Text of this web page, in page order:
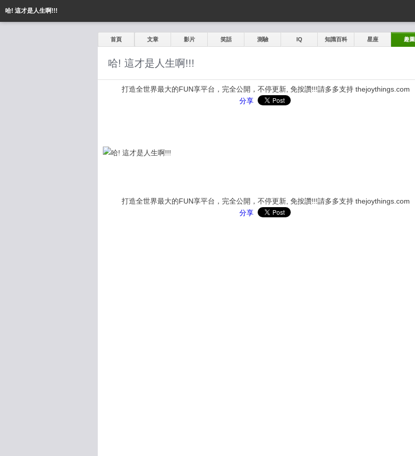
哈! 這才是人生啊!!!
首頁 文章 影片 笑話 測驗 IQ 知識百科 星座 趣圖
哈! 這才是人生啊!!!
打造全世界最大的FUN享平台，完全公開，不停更新, 免按讚!!!請多多支持 thejoythings.com
分享
打造全世界最大的FUN享平台，完全公開，不停更新, 免按讚!!!請多多支持 thejoythings.com
分享